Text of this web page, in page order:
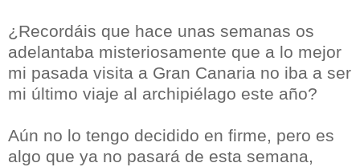
¿Recordáis que hace unas semanas os
adelantaba misteriosamente que a lo mejor
mi pasada visita a Gran Canaria no iba a ser
mi último viaje al archipiélago este año?
Aún no lo tengo decidido en firme, pero es
algo que ya no pasará de esta semana,